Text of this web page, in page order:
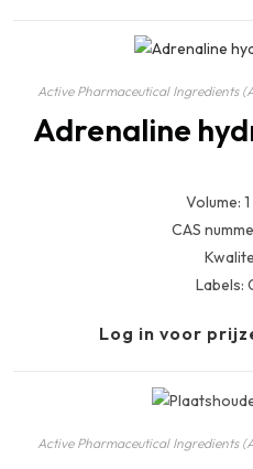
Active Pharmaceutical Ingredients
Adrenaline
Volume:
CAS
Labels:
Log in voor
Active Pharmaceutical Ingredients